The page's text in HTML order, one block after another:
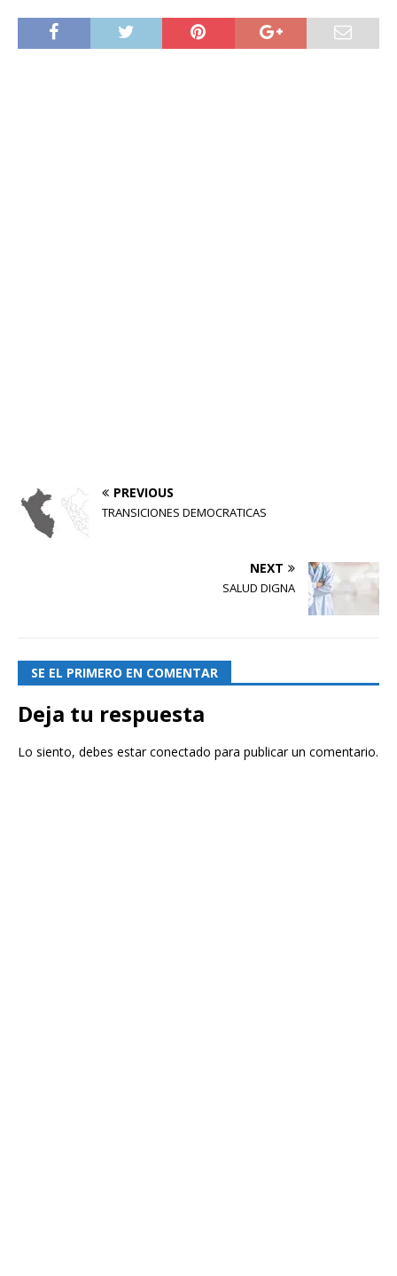
PREVIOUS
TRANSICIONES DEMOCRATICAS
NEXT
SALUD DIGNA
SE EL PRIMERO EN COMENTAR
Deja tu respuesta
Lo siento, debes estarconectado para publicar un comentario.